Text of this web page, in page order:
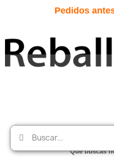
Pedidos
Que buscas